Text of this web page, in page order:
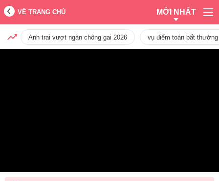
VỀ TRANG CHỦ MỚI NHẤT
Anh trai vượt ngàn chông gai 2026 vụ điểm toán bất